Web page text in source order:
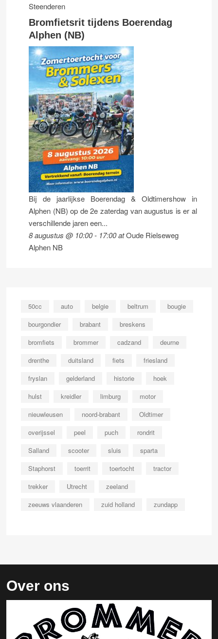
Steenderen
Bromfietsrit tijdens Boerendag
Alphen (NB)
Bij de jaarlijkse Boerendag & Oldtimershow in
Alphen (NB) op de 2e zaterdag van augustus is er al
verschillende jaren een...
8 augustus @ 10:00- 17:00atOude Rielseweg
Alphen NB
50cc auto belgie beltrum
bougie
bourgondier
brabant
breskens
bromfiets
brommer cadzand
deurne
drenthe
duitsland fiets
friesland
fryslan
gelderland historie
hoek
hulst
kreidler limburg
motor
nieuwleusen
noord-brabant
Oldtimer
overijssel
peel puch
rondrit
Salland
scooter sluis
sparta
Staphorst
toerrit toertocht
tractor
trekker
Utrecht
zeeland
zeeuws vlaanderen
zuid holland zundapp
Over ons